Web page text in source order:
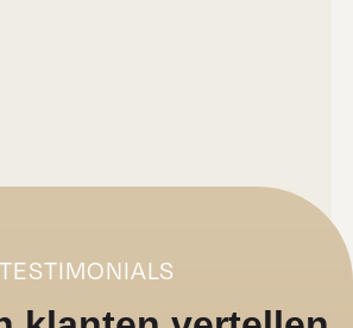
TESTIMONIALS